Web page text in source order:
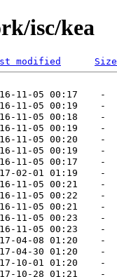
isc/kea
modified Size